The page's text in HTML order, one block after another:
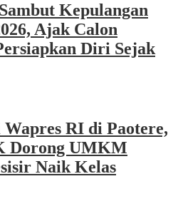
Kepulangan
Ajak Calon
Diri Sejak
RI di Paotere,
Dorong UMKM
Naik Kelas